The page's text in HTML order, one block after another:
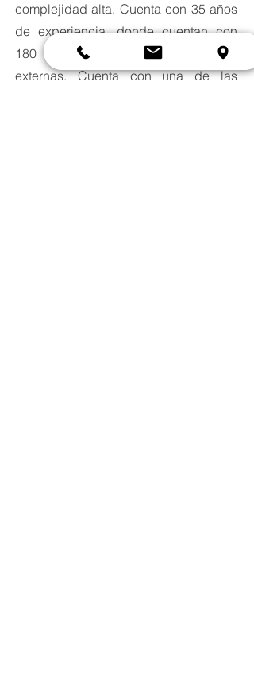
complejidad alta. Cuenta con 35 años
de experiencia, donde cuentan con
180 trabajadores y 22 sucursales
externas. Cuenta con una de las